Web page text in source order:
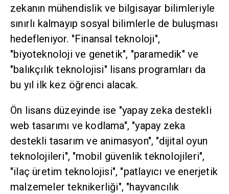
zekanın mühendislik ve bilgisayar bilimleriyle
sınırlı kalmayıp sosyal bilimlerle de buluşması
hedefleniyor. "Finansal teknoloji",
"biyoteknoloji ve genetik", "paramedik" ve
"balıkçılık teknolojisi" lisans programları da
bu yıl ilk kez öğrenci alacak.
Ön lisans düzeyinde ise "yapay zeka destekli
web tasarımı ve kodlama", "yapay zeka
destekli tasarım ve animasyon", "dijital oyun
teknolojileri", "mobil güvenlik teknolojileri",
"ilaç üretim teknolojisi", "patlayıcı ve enerjetik
malzemeler teknikerliği", "hayvancılık